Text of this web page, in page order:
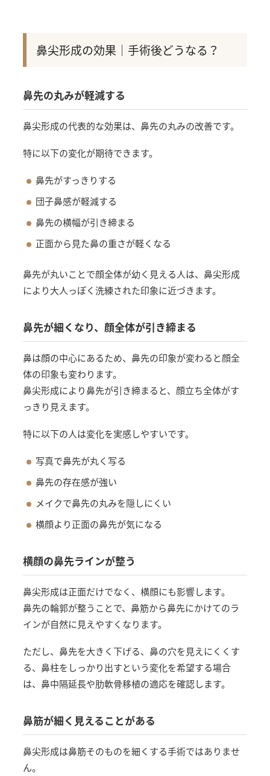
鼻尖形成の効果｜手術後どうなる？
鼻先の丸みが軽減する
鼻尖形成の代表的な効果は、鼻先の丸みの改善です。
特に以下の変化が期待できます。
鼻先がすっきりする
団子鼻感が軽減する
鼻先の横幅が引き締まる
正面から見た鼻の重さが軽くなる
鼻先が丸いことで顔全体が幼く見える人は、鼻尖形成
により大人っぽく洗練された印象に近づきます。
鼻先が細くなり、顔全体が引き締まる
鼻は顔の中心にあるため、鼻先の印象が変わると顔全
体の印象も変わります。
鼻尖形成により鼻先が引き締まると、顔立ち全体がす
っきり見えます。
特に以下の人は変化を実感しやすいです。
写真で鼻先が丸く写る
鼻先の存在感が強い
メイクで鼻先の丸みを隠しにくい
横顔より正面の鼻先が気になる
横顔の鼻先ラインが整う
鼻尖形成は正面だけでなく、横顔にも影響します。
鼻先の輪郭が整うことで、鼻筋から鼻先にかけてのラ
インが自然に見えやすくなります。
ただし、鼻先を大きく下げる、鼻の穴を見えにくくす
る、鼻柱をしっかり出すという変化を希望する場合
は、鼻中隔延長や肋軟骨移植の適応を確認します。
鼻筋が細く見えることがある
鼻尖形成は鼻筋そのものを細くする手術ではありませ
ん。